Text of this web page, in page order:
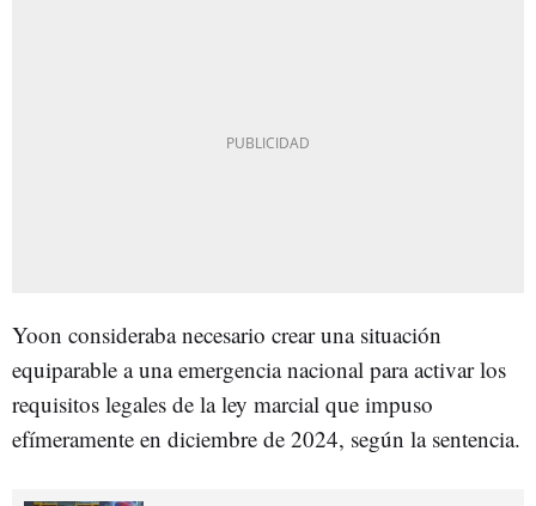
Yoon consideraba necesario crear una situación
equiparable a una emergencia nacional para activar los
requisitos legales de la ley marcial que impuso
efímeramente en diciembre de 2024, según la sentencia.